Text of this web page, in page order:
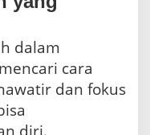
dalam
cara
dan fokus